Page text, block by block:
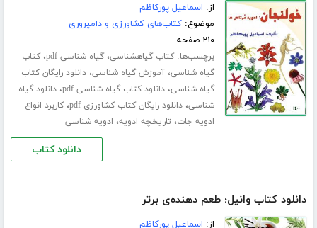
از: اسماعیل پورکاظم
موضوع:کتاب‌های کشاورزی و دامپروری
۲۱۰ صفحه
برچسب‌ها:کتاب گیاهشناسی،گیاه شناسی pdf ،کتاب
گیاه شناسی،آموزش گیاه شناسی،دانلود رایگان کتاب
گیاه شناسی،دانلود کتاب گیاه شناسی pdf ،دانلود گیاه
شناسی،دانلود رایگان کتاب کشاورزی pdf ،کاربرد انواع
ادویه جات، تاریخچه ادویه، ادویه شناسی
دانلود کتاب
دانلود کتاب وانیل؛ طعم دهنده‌ی برتر
از: اسماعیل پورکاظم